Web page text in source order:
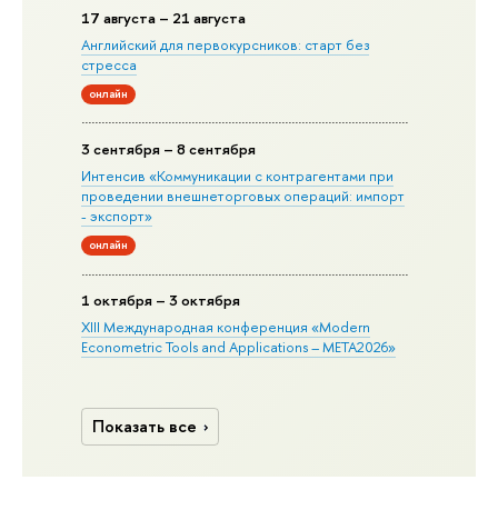
17 августа – 21 августа
Английский для первокурсников: старт без
стресса
онлайн
3 сентября – 8 сентября
Интенсив «Коммуникации с контрагентами при
проведении внешнеторговых операций: импорт
- экспорт»
онлайн
1 октября – 3 октября
XIII Международная конференция «Modern
Econometric Tools and Applications – META2026»
Показать все